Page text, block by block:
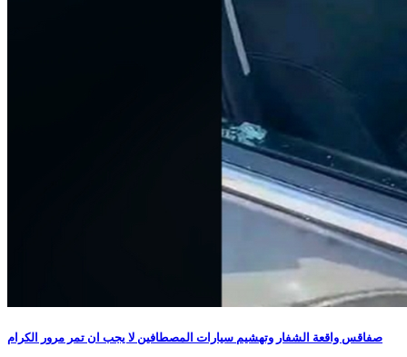
صفاقس واقعة الشفار وتهشيم سيارات المصطافين لا يجب ان تمر مرور الكرام